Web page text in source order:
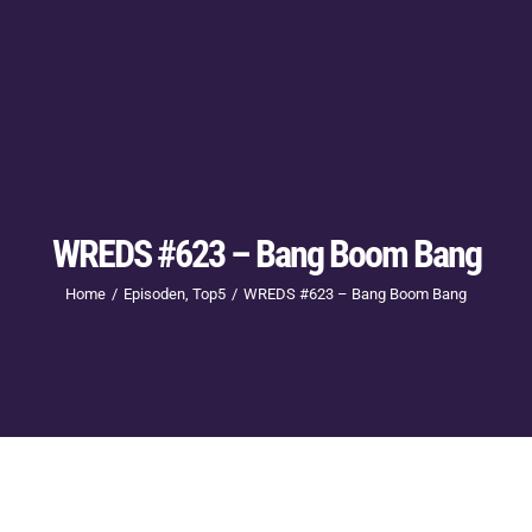
WREDS #623 – Bang Boom Bang
Home Episoden Top5 WREDS #623 – Bang Boom Bang